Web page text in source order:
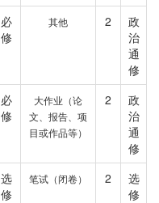
必
修
其他 2
政
治
通
修
必
修
大作业（论
文、报告、项
目或作品等）
2
政
治
通
修
选
修
笔试（闭卷） 2
选
修